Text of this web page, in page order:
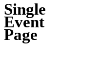
Single
Event
Page